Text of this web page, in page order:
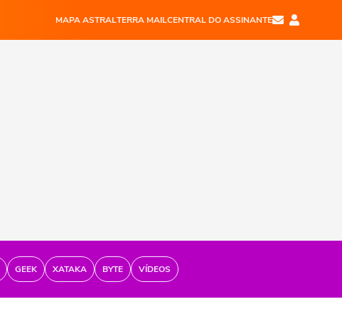
MAPA ASTRALTERRA MAILCENTRAL DO ASSINANTE
GEEK XATAKA BYTE VÍDEOS